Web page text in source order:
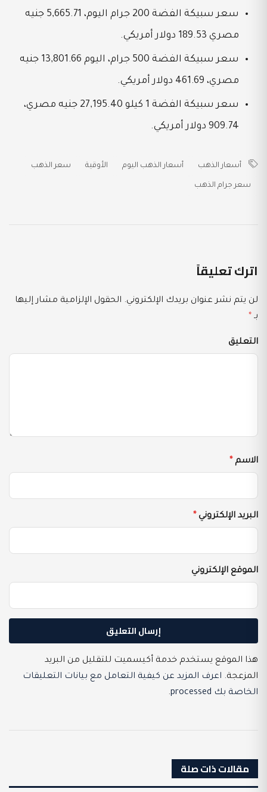
سعر سبيكة الفضة 200 جرام اليوم، 5,665.71 جنيه
مصري 189.53 دولار أمريكي.
سعر سبيكة الفضة 500 جرام، اليوم 13,801.66 جنيه
مصري، 461.69 دولار أمريكي.
سعر سبيكة الفضة 1 كيلو 27,195.40 جنيه مصري،
909.74 دولار أمريكي.
أسعار الذهب أسعار الذهب اليوم الأوقية سعر الذهب
سعر جرام الذهب
اترك تعليقاً
لن يتم نشر عنوان بريدك الإلكتروني. الحقول الإلزامية مشار إليها
بـ *
التعليق
الاسم *
البريد الإلكتروني *
الموقع الإلكتروني
هذا الموقع يستخدم خدمة أكيسميت للتقليل من البريد
المزعجة. اعرف المزيد عن كيفية التعامل مع بيانات التعليقات
الخاصة بك processed
.
مقالات ذات صلة